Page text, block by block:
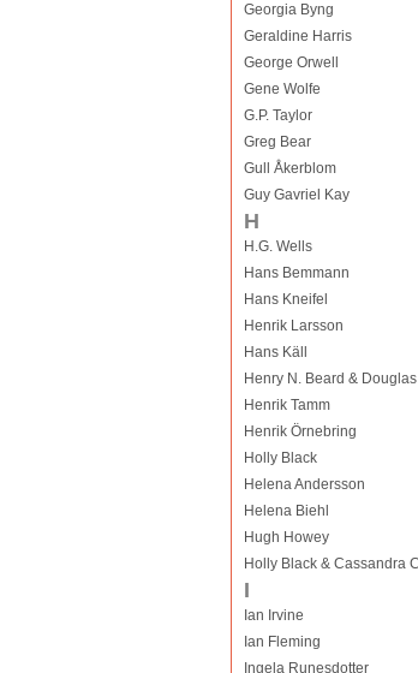
Georgia Byng
Geraldine Harris
George Orwell
Gene Wolfe
G.P. Taylor
Greg Bear
Gull Åkerblom
Guy Gavriel Kay
H
H.G. Wells
Hans Bemmann
Hans Kneifel
Henrik Larsson
Hans Käll
Henry N. Beard &
Henrik Tamm
Henrik Örnebring
Holly Black
Helena Andersson
Helena Biehl
Hugh Howey
Holly Black & Cassandra
I
Ian Irvine
Ian Fleming
Ingela Runesdotter